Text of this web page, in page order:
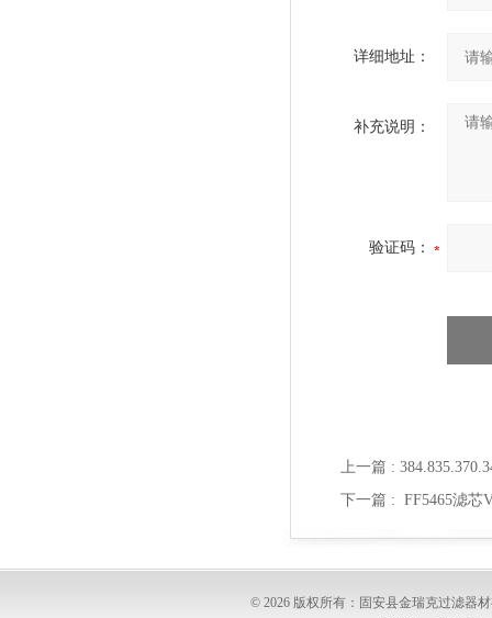
详细地址：
补充说明：
验证码：
上一篇 :
下一篇 : FF5465滤芯
© 2026 版权所有：固安县金瑞克过滤器